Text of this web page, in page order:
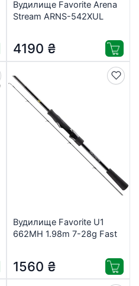
Вудилище Favorite Arena
Stream ARNS-542XUL
Mod-Fast (1693.04.82)
4190 ₴
Вудилище Favorite U1
662MH 1.98m 7-28g Fast
1560 ₴